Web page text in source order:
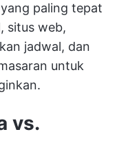
paling tepat
situs web,
jadwal, dan
untuk
vs.